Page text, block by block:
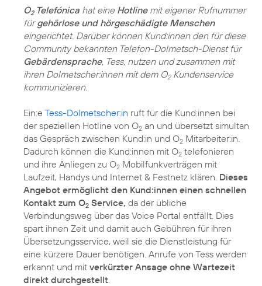
O2Telefónica hat eine Hotlinemit eigener Rufnummer
fürgehörlose und hörgeschädigte Menschen
eingerichtet. Darüber können Kund:innen den für diese
Community bekannten Telefon-Dolmetsch-Dienst für
Gebärdensprache, Tess, nutzen und zusammen mit
ihren Dolmetscher:innen mit dem O2Kundenservice
kommunizieren.
Ein:e Tess-Dolmetscher:in ruft für die Kund:innen bei
der speziellen Hotline von O2 an und übersetzt simultan
das Gespräch zwischen Kund:in und O2 Mitarbeiter:in.
Dadurch können die Kund:innen mit O2 telefonieren
und ihre Anliegen zu O2 Mobilfunkverträgen mit
Laufzeit, Handys und Internet & Festnetz klären. Dieses
Angebot ermöglicht den Kund:innen einen schnellen
Kontakt zum O2 Service, da der übliche
Verbindungsweg über das Voice Portal entfällt. Dies
spart ihnen Zeit und damit auch Gebühren für ihren
Übersetzungsservice, weil sie die Dienstleistung für
eine kürzere Dauer benötigen. Anrufe von Tess werden
erkannt und mit verkürzter Ansage ohne Wartezeit
direkt durchgestellt